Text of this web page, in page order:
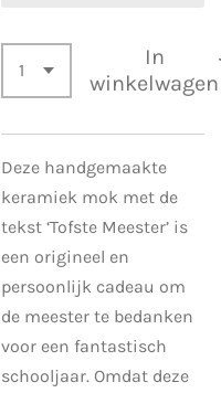
In
winkelwagen
Deze handgemaakte
keramiek mok met de
tekst ‘Tofste Meester’ is
een origineel en
persoonlijk cadeau om
de meester te bedanken
voor een fantastisch
schooljaar. Omdat deze